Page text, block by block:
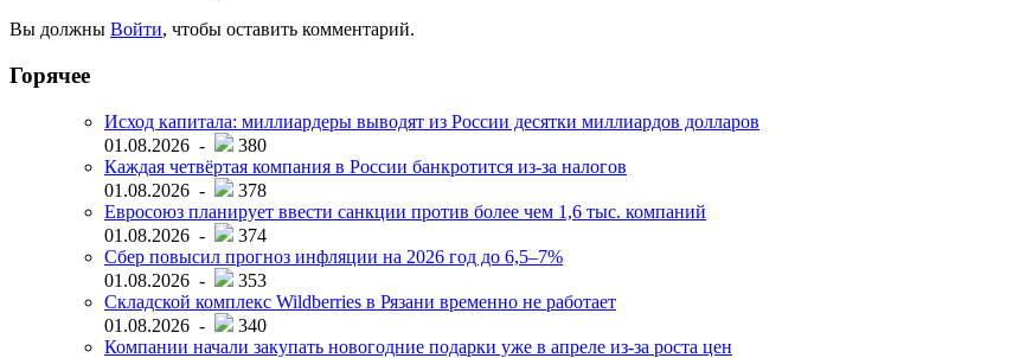
Вы должны Войти, чтобы оставить комментарий.
Горячее
Исход капитала: миллиардеры выводят из России десятки миллиардов долларов
01.08.2026 -
380
Каждая четвёртая компания в России банкротится из-за налогов
01.08.2026 -
378
Евросоюз планирует ввести санкции против более чем 1,6 тыс. компаний
01.08.2026 -
374
Сбер повысил прогноз инфляции на 2026 год до 6,5–7%
01.08.2026 -
353
Складской комплекс Wildberries в Рязани временно не работает
01.08.2026 -
340
Компании начали закупать новогодние подарки уже в апреле из-за роста цен